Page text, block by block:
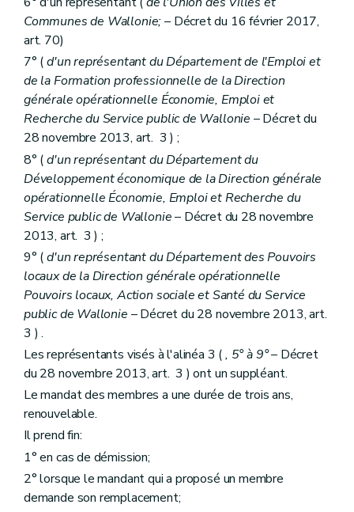
Communes de Wallonie;– Décret du 16 février 2017,
art. 70)
7° (d'un représentant du Département de l'Emploi et
de la Formation professionnelle de la Direction
générale opérationnelle Économie, Emploi et
Recherche du Service public de Wallonie – Décret du
28 novembre 2013, art. 3 ) ;
8° (d'un représentant du Département du
Développement économique de la Direction générale
opérationnelle Économie, Emploi et Recherche du
Service public de Wallonie– Décret du 28 novembre
2013, art. 3 ) ;
9° (d'un représentant du Département des Pouvoirs
locaux de la Direction générale opérationnelle
Pouvoirs locaux, Action sociale et Santé du Service
public de Wallonie – Décret du 28 novembre 2013, art.
3 ) .
Les représentants visés à l'alinéa 3 (, 5° à 9°– Décret
du 28 novembre 2013, art. 3 ) ont un suppléant.
Le mandat des membres a une durée de trois ans,
renouvelable.
Il prend fin:
1° en cas de démission;
2° lorsque le mandant qui a proposé un membre
demande son remplacement;